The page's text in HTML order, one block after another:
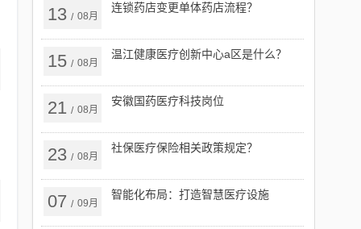
13 / 08月
连锁药店变更单体药店流程？
15 / 08月
温江健康医疗创新中心a区是什么？
21 / 08月
安徽国药医疗科技岗位
23 / 08月
社保医疗保险相关政策规定？
07 / 09月
智能化布局：打造智慧医疗设施